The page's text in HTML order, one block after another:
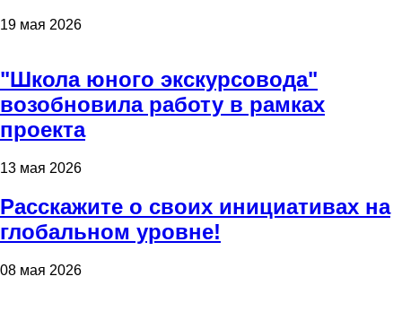
19 мая 2026
"Школа юного экскурсовода"
возобновила работу в рамках
проекта
13 мая 2026
Расскажите о своих инициативах на
глобальном уровне!
08 мая 2026